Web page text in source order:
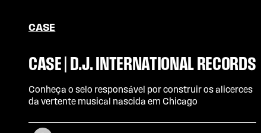
CASE
CASE | D.J. INTERNATIONAL RECORDS
Conheça o selo responsável por construir os alicerces
da vertente musical nascida em Chicago